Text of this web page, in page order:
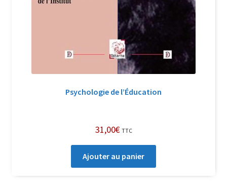
Psychologie de l’Éducation
31,00€ TTC
Ajouter au panier